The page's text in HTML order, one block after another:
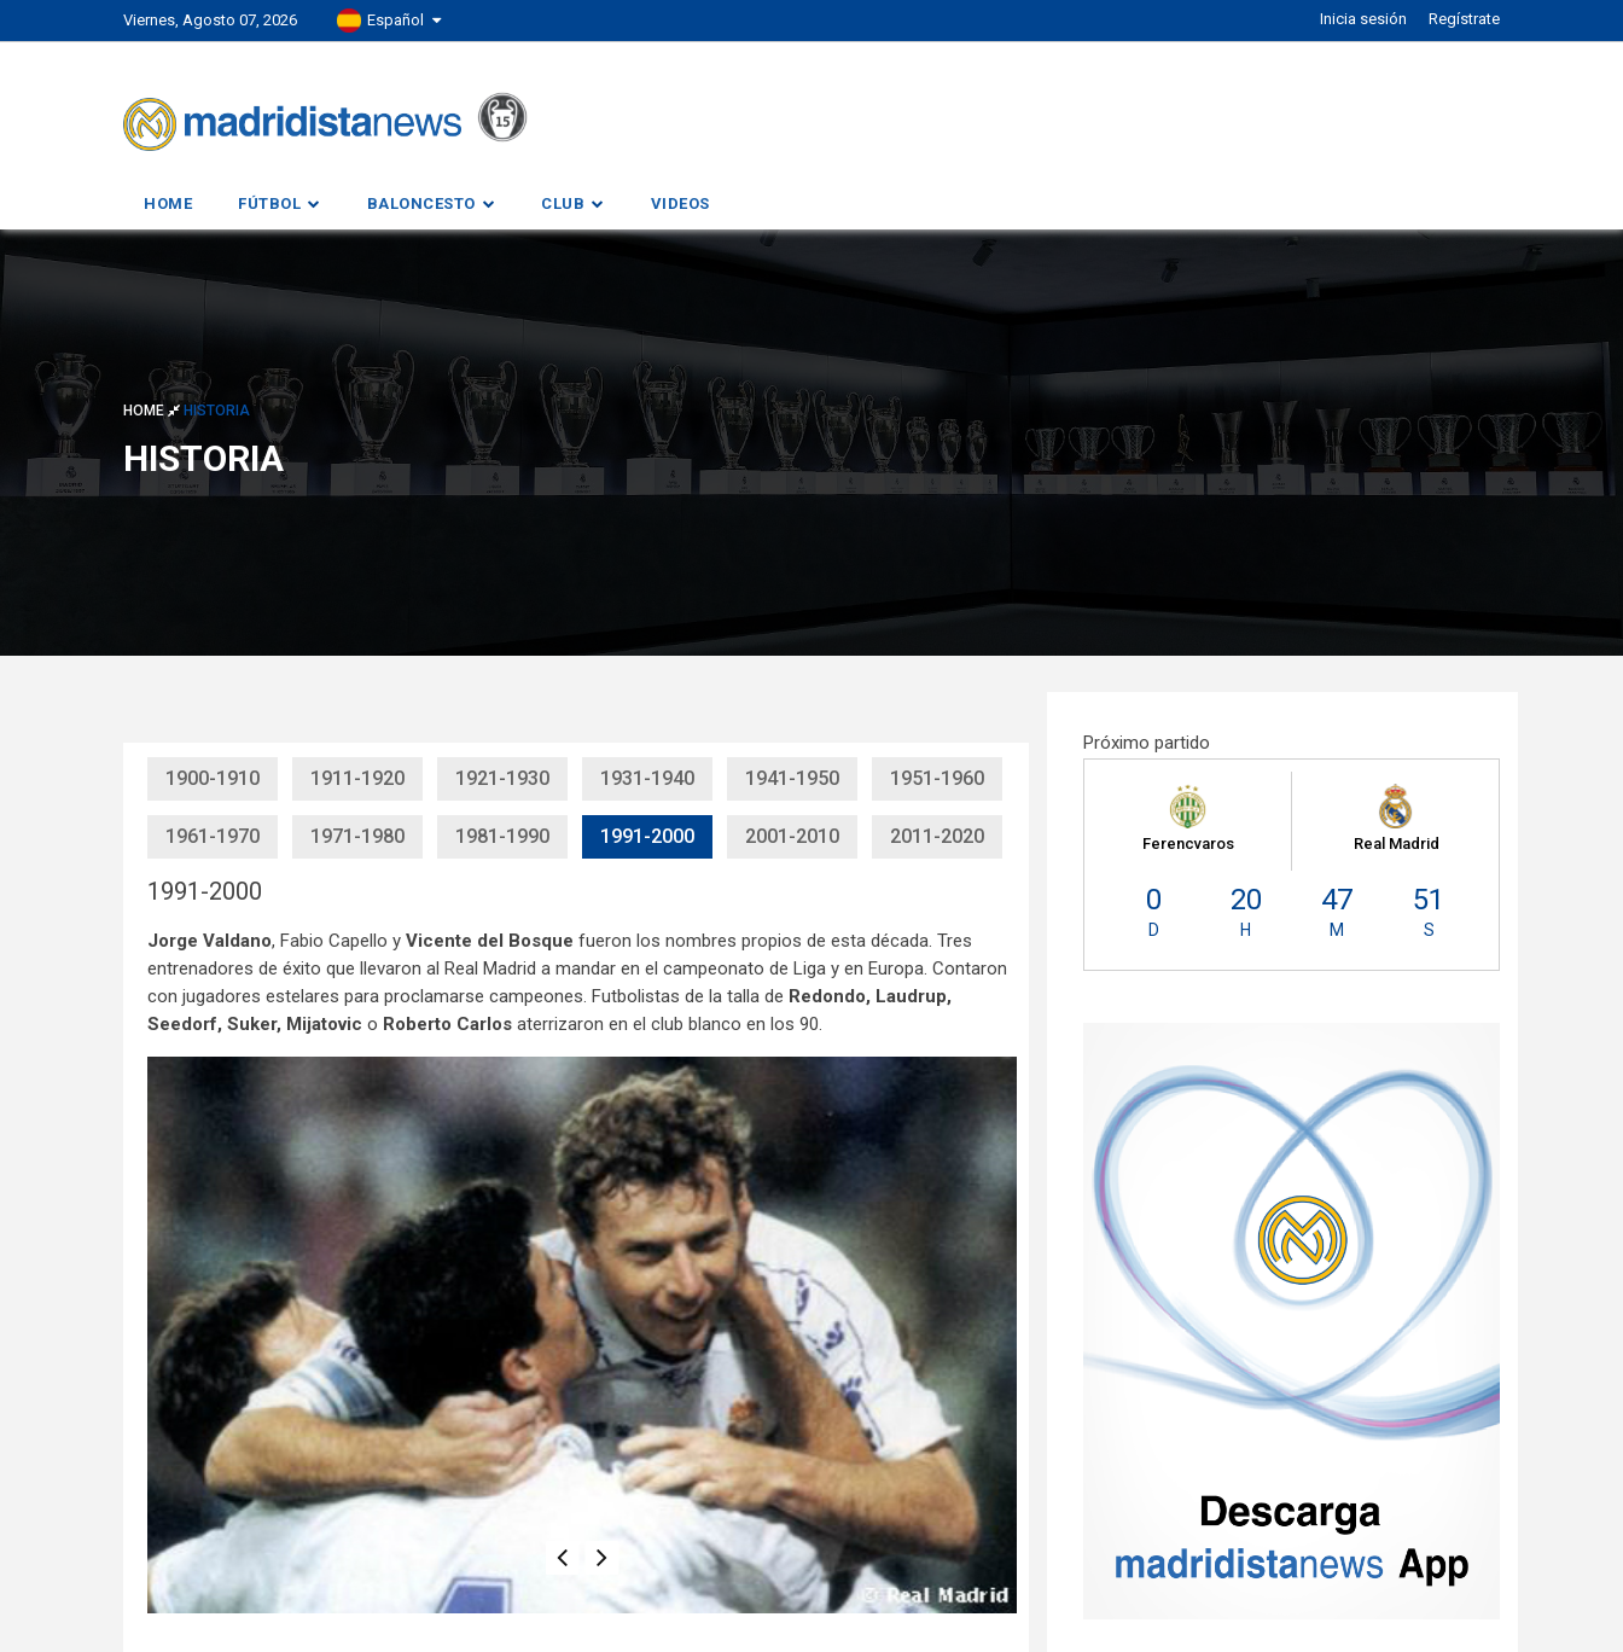
Viernes, Agosto 07, 2026 Español Inicia sesión Regístrate
HOME FÚTBOL BALONCESTO CLUB VIDEOS
HOME HISTORIA
HISTORIA
1900-1910 1911-1920 1921-1930 1931-1940 1941-1950 1951-1960
1961-1970 1971-1980 1981-1990 1991-2000 2001-2010 2011-2020
1991-2000
Jorge Valdano, Fabio Capello y Vicente del Bosque fueron los nombres propios de esta década. Tres
entrenadores de éxito que llevaron al Real Madrid a mandar en el campeonato de Liga y en Europa. Contaron
con jugadores estelares para proclamarse campeones. Futbolistas de la talla de Redondo, Laudrup,
Seedorf, Suker, Mijatovic o Roberto Carlos aterrizaron en el club blanco en los 90.
Próximo partido
Ferencvaros Real Madrid
0
D
20
H
47
M
50
S